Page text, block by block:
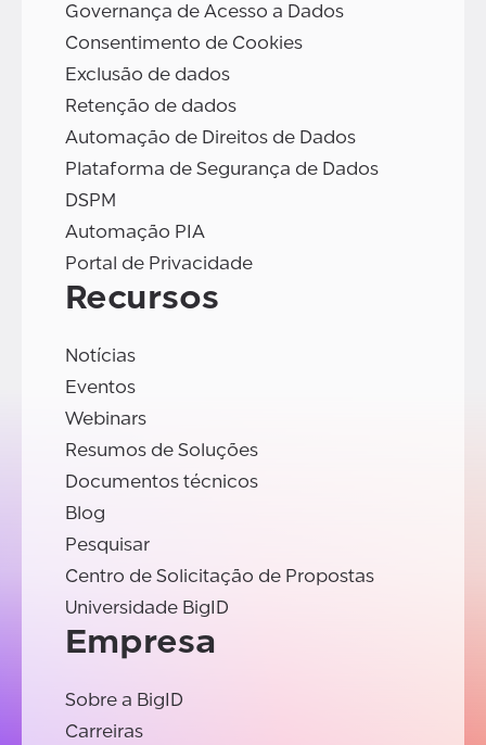
Governança de Acesso a Dados
Consentimento de Cookies
Exclusão de dados
Retenção de dados
Automação de Direitos de Dados
Plataforma de Segurança de Dados
DSPM
Automação PIA
Portal de Privacidade
Recursos
Notícias
Eventos
Webinars
Resumos de Soluções
Documentos técnicos
Blog
Pesquisar
Centro de Solicitação de Propostas
Universidade BigID
Empresa
Sobre a BigID
Carreiras